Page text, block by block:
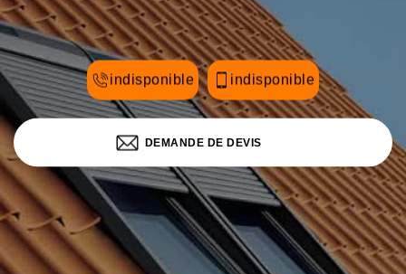
indisponible indisponible
DEMANDE DE DEVIS